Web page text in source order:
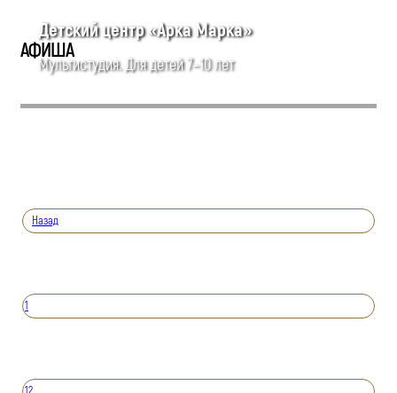
АФИША
Детский центр «Арка Марка»
Мультистудия. Для детей 7–10 лет
Назад
1